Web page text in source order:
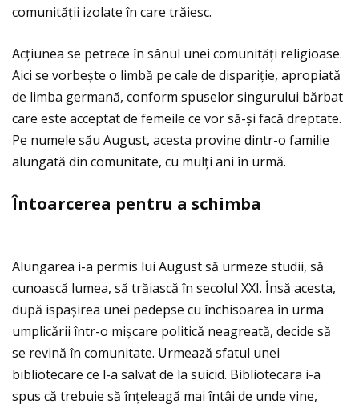
comunităţii izolate în care trăiesc.
Acţiunea se petrece în sânul unei comunităţi religioase.
Aici se vorbește o limbă pe cale de dispariţie, apropiată
de limba germană, conform spuselor singurului bărbat
care este acceptat de femeile ce vor să-și facă dreptate.
Pe numele său August, acesta provine dintr-o familie
alungată din comunitate, cu mulţi ani în urmă.
Întoarcerea pentru a schimba
Alungarea i-a permis lui August să urmeze studii, să
cunoască lumea, să trăiască în secolul XXI. Însă acesta,
după ispașirea unei pedepse cu închisoarea în urma
umplicării într-o mișcare politică neagreată, decide să
se revină în comunitate. Urmează sfatul unei
bibliotecare ce l-a salvat de la suicid. Bibliotecara i-a
spus că trebuie să înţeleagă mai întâi de unde vine,